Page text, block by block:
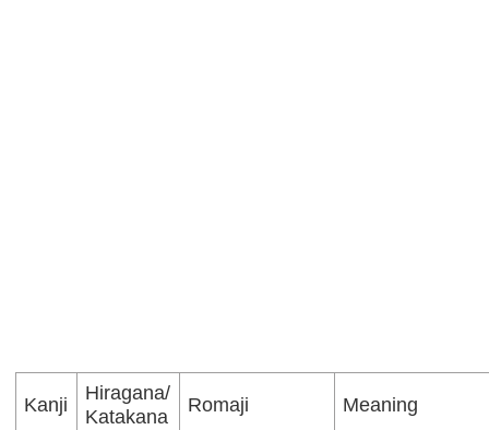
Kanji
Hiragana/
Katakana
Romaji Meaning